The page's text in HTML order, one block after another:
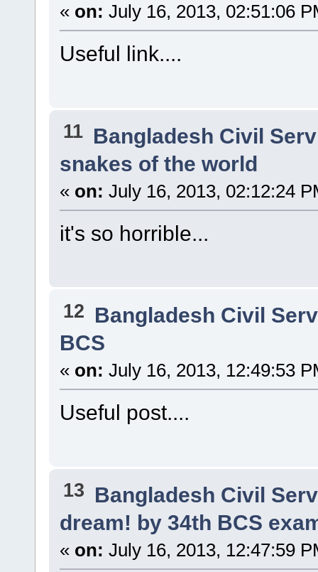
« on: July 16, 2013, 02:51:06
Useful link....
11 Bangladesh Civil
snakes of the world
« on: July 16, 2013, 02:12:24
it's so horrible...
12 Bangladesh Civil
BCS
« on: July 16, 2013, 12:49:53
Useful post....
13 Bangladesh Civil
dream! by 34th BCS
« on: July 16, 2013, 12:47:59